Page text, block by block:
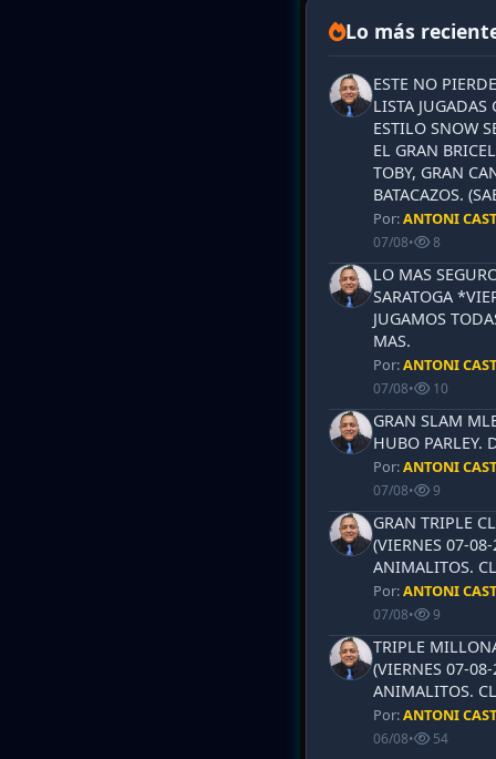
Lo más
ESTE NO
LISTA JUGADAS
ESTILO SNOW
EL GRAN
TOBY, GRAN
BATACAZOS.
Por:ANTONI
07/08• 8
LO MAS
SARATOGA
JUGAMOS
MAS.
Por:ANTONI
07/08• 10
GRAN SLAM
HUBO PARLEY.
Por:ANTONI
07/08• 9
GRAN TRIPLE
(VIERNES 07-
ANIMALITOS.
Por:ANTONI
07/08• 9
TRIPLE
(VIERNES 07-
ANIMALITOS.
Por:ANTONI
06/08• 54